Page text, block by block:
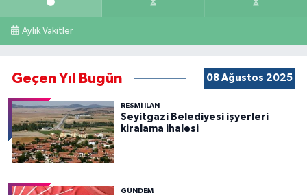
Aylık Vakitler
Geçen Yıl Bugün 08 Ağustos 2025
RESMİ İLAN
Seyitgazi Belediyesi işyerleri
kiralama ihalesi
GÜNDEM